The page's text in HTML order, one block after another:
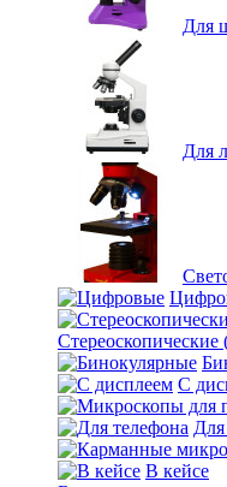
Для
Для
С
Для
В кейсе